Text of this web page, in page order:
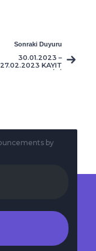
Sonraki Duyuru
30.01.2023 –
27.02.2023 KAYIT
by